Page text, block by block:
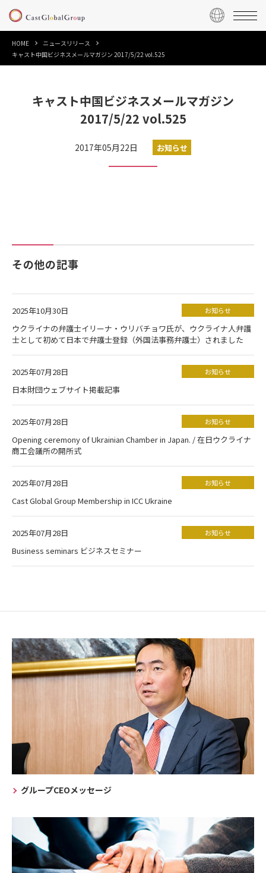
HOME
ニュースリリース
キャスト中国ビジネスメールマガジン 2017/5/22 vol.525
キャスト中国ビジネスメールマガジン
2017/5/22 vol.525
2017年05月22日 お知らせ
その他の記事
2025年10月30日 お知らせ
ウクライナの弁護士イリーナ・ウリバチョワ氏が、ウクライナ人弁護
士として初めて日本で弁護士登録（外国法事務弁護士）されました
2025年07月28日 お知らせ
日本財団ウェブサイト掲載記事
2025年07月28日 お知らせ
Opening ceremony of Ukrainian Chamber in Japan. / 在日ウクライナ
商工会議所の開所式
2025年07月28日 お知らせ
Cast Global Group Membership in ICC Ukraine
2025年07月28日 お知らせ
Business seminars ビジネスセミナー
グループCEOメッセージ